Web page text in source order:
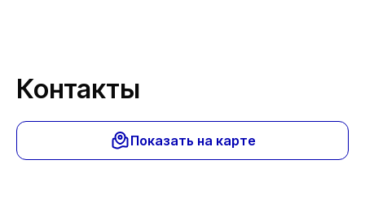
Контакты
Показать на карте